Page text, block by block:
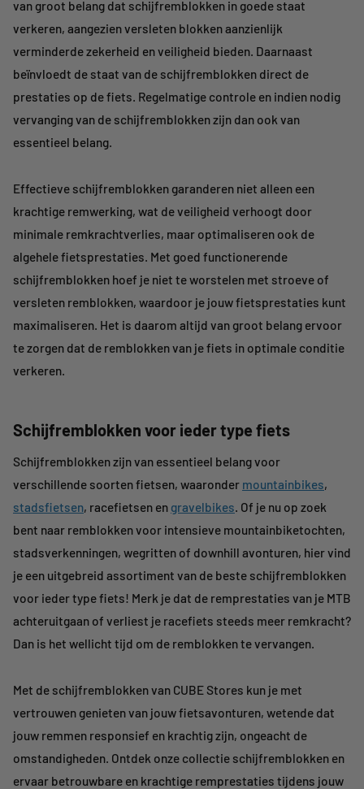
van groot belang dat schijfremblokken in goede staat
verkeren, aangezien versleten blokken aanzienlijk
verminderde zekerheid en veiligheid bieden. Daarnaast
beïnvloedt de staat van de schijfremblokken direct de
prestaties op de fiets. Regelmatige controle en indien nodig
vervanging van de schijfremblokken zijn dan ook van
essentieel belang.
Effectieve schijfremblokken garanderen niet alleen een
krachtige remwerking, wat de veiligheid verhoogt door
minimale remkrachtverlies, maar optimaliseren ook de
algehele fietsprestaties. Met goed functionerende
schijfremblokken hoef je niet te worstelen met stroeve of
versleten remblokken, waardoor je jouw fietsprestaties kunt
maximaliseren. Het is daarom altijd van groot belang ervoor
te zorgen dat de remblokken van je fiets in optimale conditie
verkeren.
Schijfremblokken voor ieder type fiets
Schijfremblokken zijn van essentieel belang voor
verschillende soorten fietsen, waaronder mountainbikes,
stadsfietsen, racefietsen en gravelbikes. Of je nu op zoek
bent naar remblokken voor intensieve mountainbiketochten,
stadsverkenningen, wegritten of downhill avonturen, hier vind
je een uitgebreid assortiment van de beste schijfremblokken
voor ieder type fiets! Merk je dat de remprestaties van je MTB
achteruitgaan of verliest je racefiets steeds meer remkracht?
Dan is het wellicht tijd om de remblokken te vervangen.
Met de schijfremblokken van CUBE Stores kun je met
vertrouwen genieten van jouw fietsavonturen, wetende dat
jouw remmen responsief en krachtig zijn, ongeacht de
omstandigheden. Ontdek onze collectie schijfremblokken en
ervaar betrouwbare en krachtige remprestaties tijdens jouw